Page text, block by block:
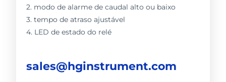
2. modo de alarme de caudal alto ou baixo
3. tempo de atraso ajustável
4. LED de estado do relé
sales@hginstrument.com